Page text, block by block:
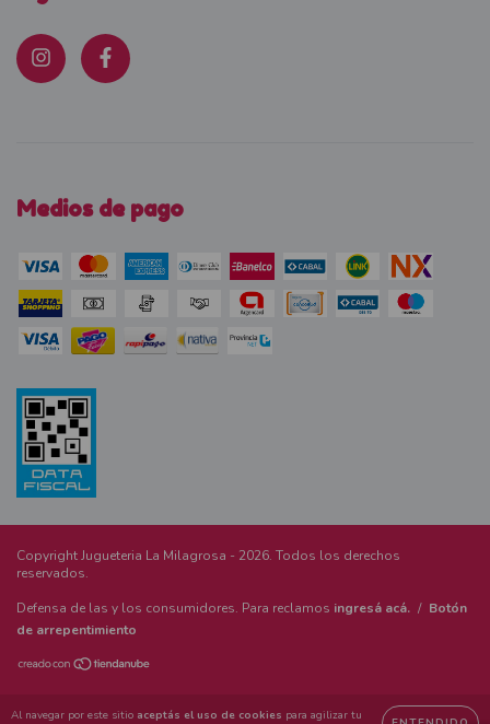
Al navegar por este sitio aceptás el uso de cookies para agilizar tu
Medios de pago
Copyright Jugueteria La Milagrosa - 2026. Todos los derechos
reservados.
Defensa de las y los consumidores. Para reclamos ingresá acá. / Botón
de arrepentimiento